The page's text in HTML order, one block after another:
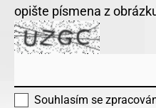
opište písmena z
Souhlasím se